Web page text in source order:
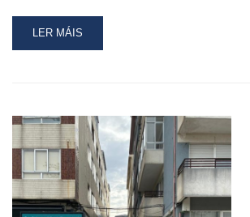
READ
MORE
GUARDA,
ROBERTO
CARRERO,
VISITOU
CAFETERÍA
LER MÁIS